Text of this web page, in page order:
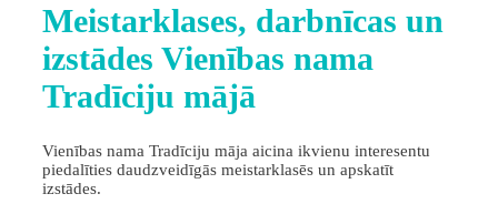
Meistarklases, darbnīcas un
izstādes Vienības nama
Tradīciju mājā
Vienības nama Tradīciju māja aicina ikvienu interesentu
piedalīties daudzveidīgās meistarklasēs un apskatīt
izstādes.